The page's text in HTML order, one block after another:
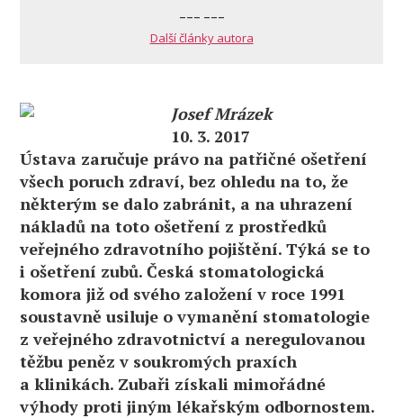
--- ---
Další články autora
Josef Mrázek
10. 3. 2017
Ústava zaručuje právo na patřičné ošetření
všech poruch zdraví, bez ohledu na to, že
některým se dalo zabránit, a na uhrazení
nákladů na toto ošetření z prostředků
veřejného zdravotního pojištění. Týká se to
i ošetření zubů. Česká stomatologická
komora již od svého založení v roce 1991
soustavně usiluje o vymanění stomatologie
z veřejného zdravotnictví a neregulovanou
těžbu peněz v soukromých praxích
a klinikách. Zubaři získali mimořádné
výhody proti jiným lékařským odbornostem.